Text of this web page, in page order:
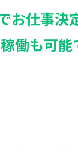
お仕事決
働も可能